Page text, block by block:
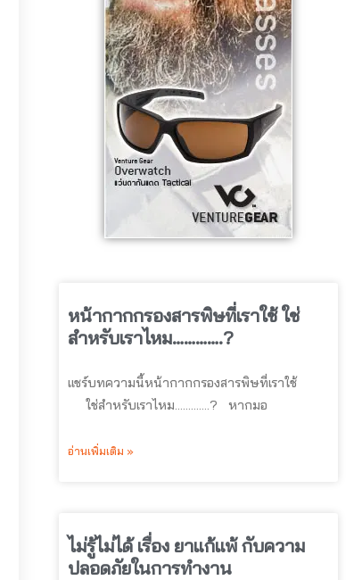
หน้ากากกรองสารพิษที่เราใช้ ใช่
สำหรับเราไหม………….?
แชร์บทความนี้หน้ากากกรองสารพิษที่เราใช้
ใช่สำหรับเราไหม………….? หากมอ
อ่านเพิ่มเติม »
ไม่รู้ไม่ได้ เรื่อง ยาแก้แพ้ กับความ
ปลอดภัยในการทำงาน